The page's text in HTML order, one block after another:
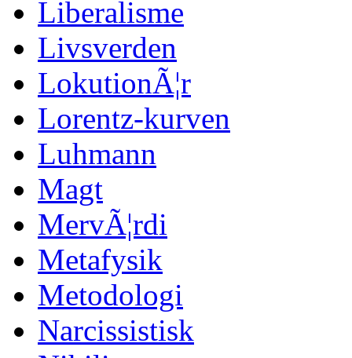
Liberalisme
Livsverden
LokutionÃ¦r
Lorentz-kurven
Luhmann
Magt
MervÃ¦rdi
Metafysik
Metodologi
Narcissistisk